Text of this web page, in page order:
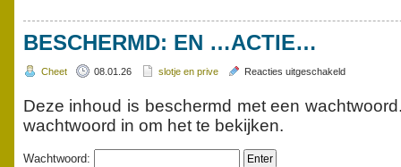
BESCHERMD: EN …ACTIE…
Cheet 08.01.26 slotje en prive Reacties uitgeschakeldvoor
en
…
Deze inhoud is beschermd met een
wachtwoord in om het te bekijken.
Wachtwoord: